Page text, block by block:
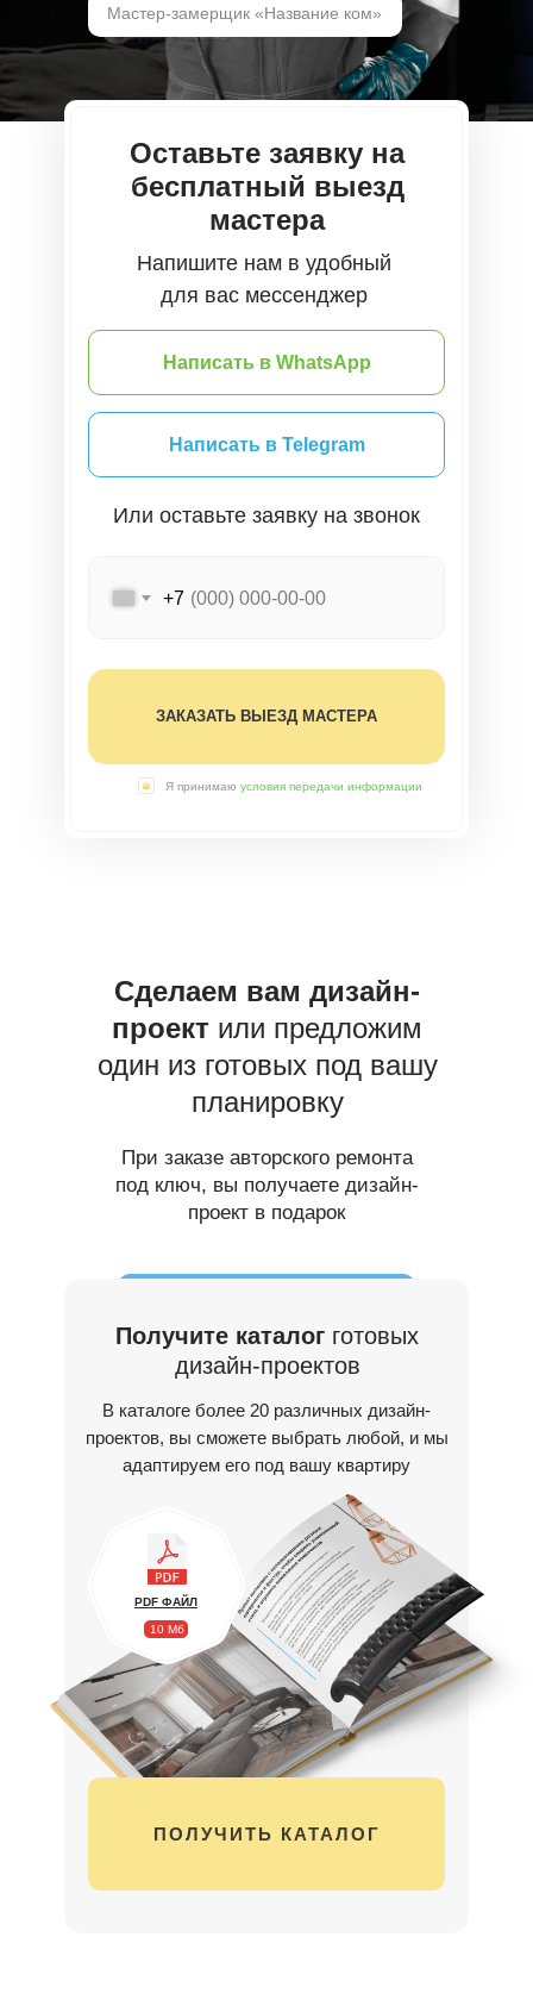
Оставьте заявку на
бесплатный выезд
мастера
ЗАКАЗАТЬ ВЫЕЗД МАСТЕРА
+7
Напишите нам в удобный
для вас мессенджер
Написать в Telegram
Или оставьте заявку на звонок
Я принимаю условия передачи информации
Написать в WhatsApp
Мастер-замерщик «Название ком»
Сделаем вам дизайн-
проект или предложим
один из готовых под вашу
планировку
При заказе авторского ремонта
под ключ, вы получаете дизайн-
проект в подарок
Получите каталог готовых
дизайн-проектов
ПОЛУЧИТЬ КАТАЛОГ
В каталоге более 20 различных дизайн-
проектов, вы сможете выбрать любой, и мы
адаптируем его под вашу квартиру
PDF ФАЙЛ
10 Мб